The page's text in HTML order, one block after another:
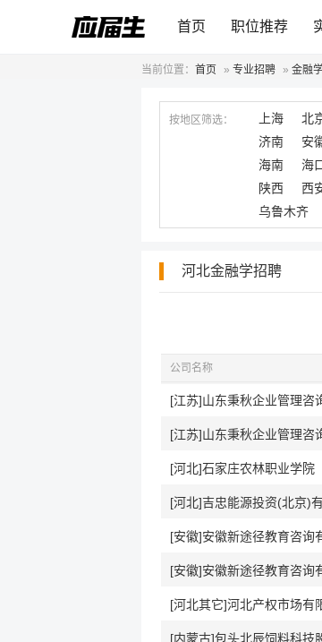
首页 职位推荐
当前位置： 首页 » 专业招聘 » 金融
按地区筛选： 上海 北
济南
安
海南
海
陕西
西
乌鲁木齐
河北金融学招聘
公司名称
[江苏]山东秉秋企业管理咨
[江苏]山东秉秋企业管理咨
[河北]石家庄农林职业学院
[河北]吉忠能源投资(北京)
[安徽]安徽新途径教育咨询
[安徽]安徽新途径教育咨询
[河北其它]河北产权市场有
[内蒙古]包头北辰饲料科技